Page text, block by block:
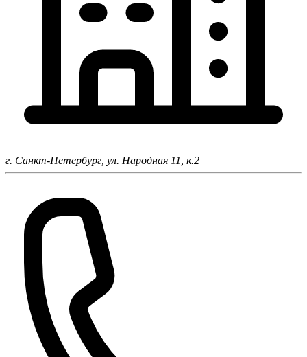
г. Санкт-Петербург, ул. Народная 11, к.2